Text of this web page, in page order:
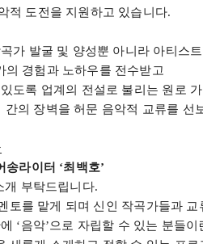
적 도전을 지원하고 있습니다.
가 발굴 및 양성뿐 아니라 아티스
의 경험과 노하우를 전수받고
도록 업계의 전설로 불리는 원로
간의 장벽을 허문 음악적 교류를 선
송라이터 ‘최백호’
개 부탁드립니다.
토를 맡게 되며 신인 작곡가들과 교
‘음악’으로 자립할 수 있는 분들